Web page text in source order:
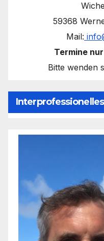
59368
Mail:
Termine
Bitte wenden